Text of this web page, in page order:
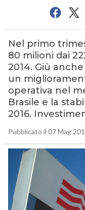
Nel primo
80 milioni dai
2014. Giù
un
operativa nel
Brasile e la
2016.
Pubblicato il 07 Mag